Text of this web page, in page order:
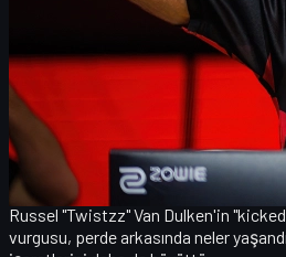
sahnesi, bir
açıldığını hissettiren bir haberle
yıllardır formasını giydiği
FaZe Clan
transfer oldu.
FaZe ile Major zaferi yaşamış, oyunun
liderlerinden (IGL) biri kabul edilen
arkadaşlarını hem de topluluğu
Russel "Twistzz" Van Dulken'in "kicked
vurgusu, perde arkasında neler